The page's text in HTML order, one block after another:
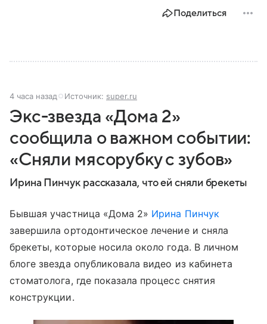
Поделиться
4 часа назад Источник: super.ru
Экс-звезда «Дома 2»
сообщила о важном событии:
«Сняли мясорубку с зубов»
Ирина Пинчук рассказала, что ей сняли брекеты
Бывшая участница «Дома 2» Ирина Пинчук
завершила ортодонтическое лечение и сняла
брекеты, которые носила около года. В личном
блоге звезда опубликовала видео из кабинета
стоматолога, где показала процесс снятия
конструкции.